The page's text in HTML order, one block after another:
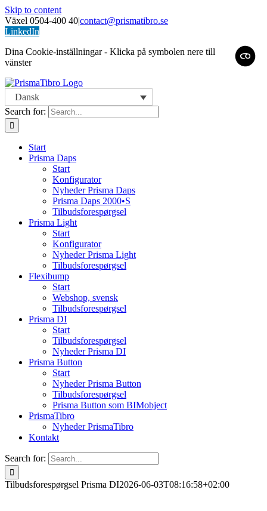
Skip to content
Växel 0504-400 40|contact@prismatibro.se
LinkedIn
Dina Cookie-inställningar - Klicka på symbolen nere till
vänster
Dansk
Search for:
Start
Prisma Daps
Start
Konfigurator
Nyheder Prisma Daps
Prisma Daps 2000•S
Tilbudsforespørgsel
Prisma Light
Start
Konfigurator
Nyheder Prisma Light
Tilbudsforespørgsel
Flexibump
Start
Webshop, svensk
Tilbudsforespørgsel
Prisma DI
Start
Tilbudsforespørgsel
Nyheder Prisma DI
Prisma Button
Start
Nyheder Prisma Button
Tilbudsforespørgsel
Prisma Button som BIMobject
PrismaTibro
Nyheder PrismaTibro
Kontakt
Search for:
Tilbudsforespørgsel Prisma DI2026-06-03T08:16:58+02:00